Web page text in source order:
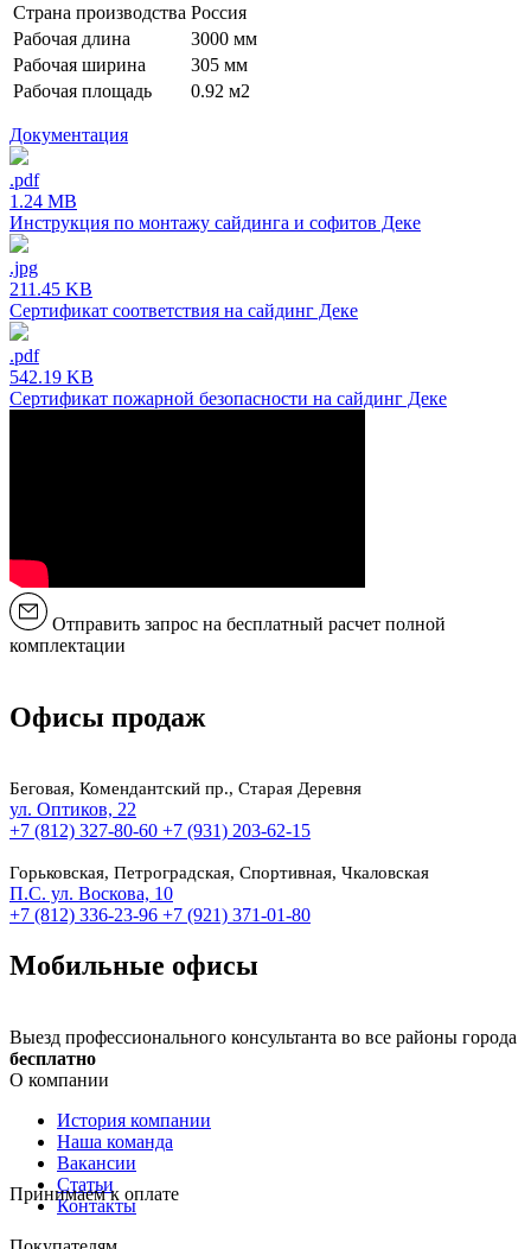
Страна производства Россия
Рабочая длина
3000 мм
Рабочая ширина
305 мм
Рабочая площадь
0.92 м2
Документация
.pdf
1.24 MB
Инструкция по монтажу сайдинга и софитов Деке
.jpg
211.45 KB
Сертификат соответствия на сайдинг Деке
.pdf
542.19 KB
Сертификат пожарной безопасности на сайдинг Деке
Отправить запрос на бесплатный расчет полной
комплектации
Офисы продаж
Беговая, Комендантский пр., Старая Деревня
ул. Оптиков, 22
+7 (812) 327-80-60 +7 (931) 203-62-15
Горьковская, Петроградская, Спортивная, Чкаловская
П.С. ул. Воскова, 10
+7 (812) 336-23-96 +7 (921) 371-01-80
Мобильные офисы
Выезд профессионального консультанта во все районы города
бесплатно
О компании
История компании
Наша команда
Вакансии
Статьи
Контакты
Принимаем к оплате